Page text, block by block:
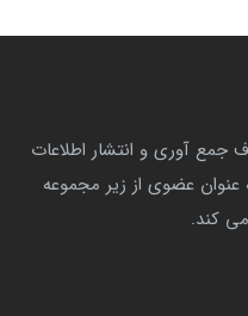
ایران از سال 1394 با هدف جمع آوری و انتشار اطلاعات
عضوی از زیر مجموعه
کند.